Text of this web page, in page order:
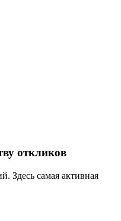
откликов
. Здесь самая активная